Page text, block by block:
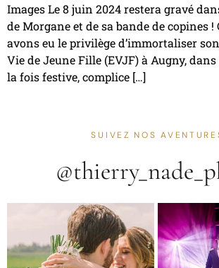
Images Le 8 juin 2024 restera gravé
de Morgane et de sa bande de copines !
avons eu le privilège d’immortaliser
Vie de Jeune Fille (EVJF) à Augny,
la fois festive, complice […]
SUIVEZ NOS